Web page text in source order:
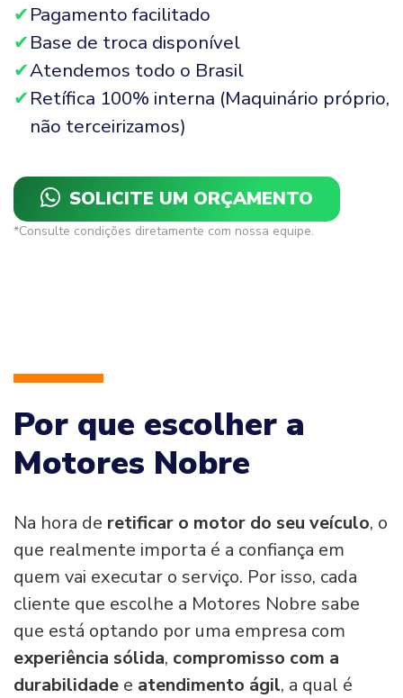
Pagamento facilitado
Base de troca disponível
Atendemos todo o Brasil
Retífica 100% interna (Maquinário próprio,
não terceirizamos)
SOLICITE UM ORÇAMENTO
*Consulte condições diretamente com nossa equipe.
Por que escolher a
Motores Nobre
Na hora de retificar o motor do seu veículo, o
que realmente importa é a confiança em
quem vai executar o serviço. Por isso, cada
cliente que escolhe a Motores Nobre sabe
que está optando por uma empresa com
experiência sólida, compromisso com a
durabilidade e atendimento ágil, a qual é